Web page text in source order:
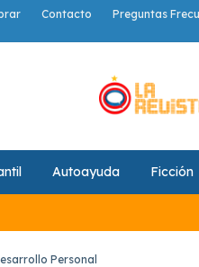
Contacto Preguntas
Autoayuda Ficción
Personal